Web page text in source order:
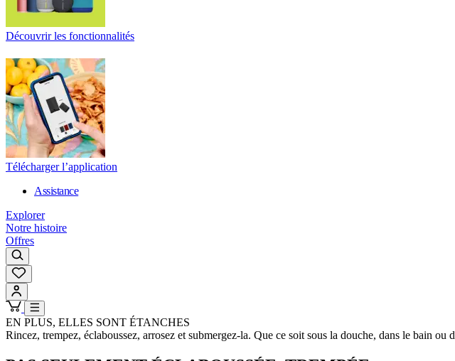
Découvrir les fonctionnalités
Télécharger l’application
Assistance
Explorer
Notre histoire
Offres
EN PLUS, ELLES SONT ÉTANCHES
Rincez, trempez, éclaboussez, arrosez et submergez-la. Que ce soit sous la douche, dans le bain